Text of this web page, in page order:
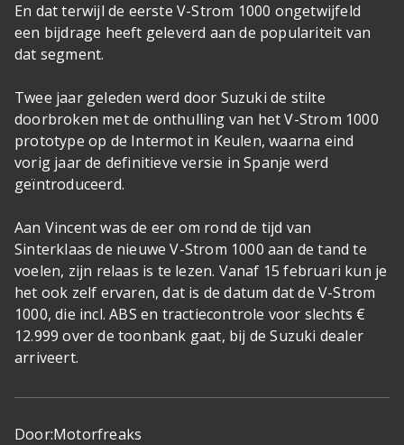
En dat terwijl de eerste V-Strom 1000 ongetwijfeld
een bijdrage heeft geleverd aan de populariteit van
dat segment.
Twee jaar geleden werd door Suzuki de stilte
doorbroken met de onthulling van het V-Strom 1000
prototype op de Intermot in Keulen, waarna eind
vorig jaar de definitieve versie in Spanje werd
geïntroduceerd.
Aan Vincent was de eer om rond de tijd van
Sinterklaas de nieuwe V-Strom 1000 aan de tand te
voelen, zijn relaas is te lezen. Vanaf 15 februari kun je
het ook zelf ervaren, dat is de datum dat de V-Strom
1000, die incl. ABS en tractiecontrole voor slechts €
12.999 over de toonbank gaat, bij de Suzuki dealer
arriveert.
Door:Motorfreaks